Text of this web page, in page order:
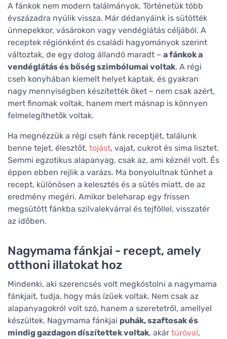
A fánkok nem modern találmányok. Történetük több
évszázadra nyúlik vissza. Már dédanyáink is sütötték
ünnepekkor, vásárokon vagy vendéglátás céljából. A
receptek régiónként és családi hagyományok szerint
változtak, de egy dolog állandó maradt – a fánkok a
vendéglátás és bőség szimbólumai voltak. A régi
cseh konyhában kiemelt helyet kaptak, és gyakran
nagy mennyiségben készítették őket – nem csak azért,
mert finomak voltak, hanem mert másnap is könnyen
felmelegíthetők voltak.
Ha megnézzük a régi cseh fánk receptjét, találunk
benne tejet, élesztőt, tojást, vajat, cukrot és sima lisztet.
Semmi egzotikus alapanyag, csak az, ami kéznél volt. És
éppen ebben rejlik a varázs. Ma bonyolultnak tűnhet a
recept, különösen a kelesztés és a sütés miatt, de az
eredmény megéri. Amikor beleharap egy frissen
megsütött fánkba szilvalekvárral és tejföllel, visszatér
az időben.
Nagymama fánkjai - recept, amely
otthoni illatokat hoz
Mindenki, aki szerencsés volt megkóstolni a nagymama
fánkjait, tudja, hogy más ízűek voltak. Nem csak az
alapanyagokról volt szó, hanem a szeretetről, amellyel
készültek. Nagymama fánkjai puhák, szaftosak és
mindig gazdagon díszítettek voltak, akár túróval,